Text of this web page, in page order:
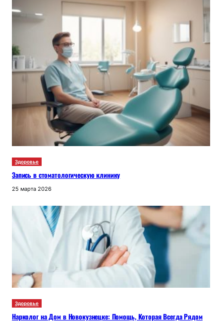
Здоровье
Запись в стоматологическую клинику
25 марта 2026
Здоровье
Нарколог на Дом в Новокузнецке: Помощь, Которая Всегда Рядом